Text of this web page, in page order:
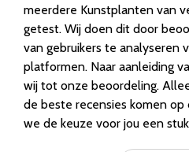
meerdere Kunstplanten van
getest. Wij doen dit door
van gebruikers te analyseren
platformen. Naar aanleiding
wij tot onze beoordeling.
de beste recensies komen
we de keuze voor jou een